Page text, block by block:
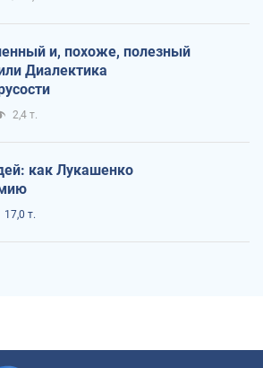
и, похоже, полезный
Диалектика
2,4 т.
как Лукашенко
17,0 т.